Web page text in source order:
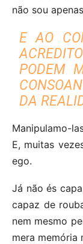
não sou
E AO
PODEM
DA
Manipulamo-
E, muitas
ego.
Já não és
capaz de
nem mesmo
mera memória